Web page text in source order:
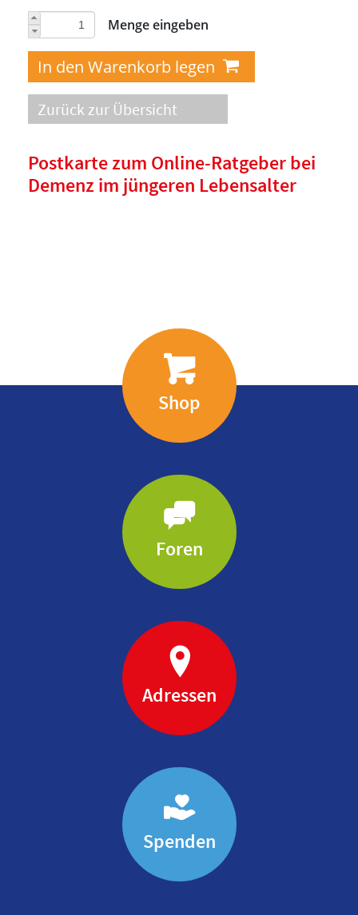
Menge eingeben
Zurück zur Übersicht
Postkarte zum Online-Ratgeber bei
Demenz im jüngeren Lebensalter
Shop
Foren
Adressen
Spenden